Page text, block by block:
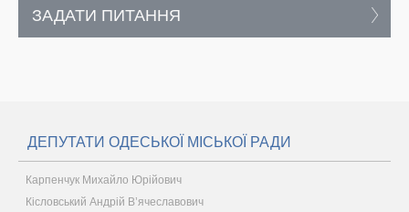
ЗАДАТИ ПИТАННЯ
ДЕПУТАТИ ОДЕСЬКОЇ МІСЬКОЇ РАДИ
Карпенчук Михайло Юрійович
Кісловський Андрій В’ячеславович